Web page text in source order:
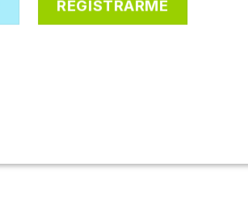
REGISTRARME